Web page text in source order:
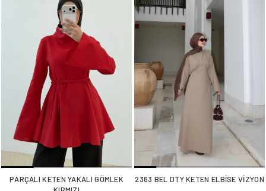
PARÇALI KETEN YAKALI GÖMLEK
2363 BEL DTY KETEN ELBİSE VİZYON